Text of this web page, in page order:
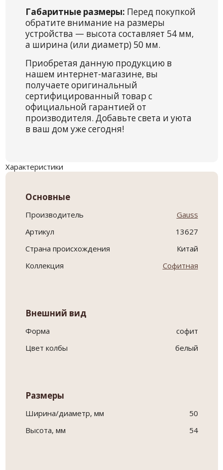
Габаритные размеры: Перед покупкой
обратите внимание на размеры
устройства — высота составляет 54 мм,
а ширина (или диаметр) 50 мм.
Приобретая данную продукцию в
нашем интернет-магазине, вы
получаете оригинальный
сертифицированный товар с
официальной гарантией от
производителя. Добавьте света и уюта
в ваш дом уже сегодня!
Характеристики
Основные
Производитель
Gauss
Артикул
13627
Страна происхождения
Китай
Коллекция
Софитная
Внешний вид
Форма
софит
Цвет колбы
белый
Размеры
Ширина/диаметр, мм
50
Высота, мм
54